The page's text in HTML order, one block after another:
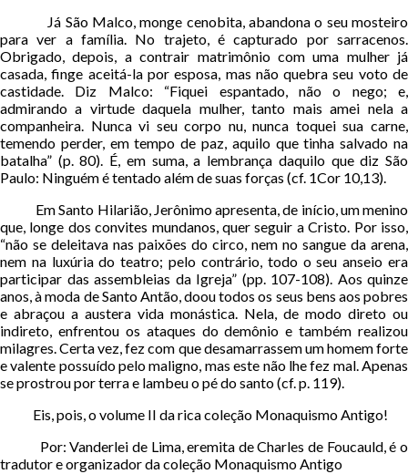
Já São Malco, monge cenobita, abandona o seu mosteiro
para ver a família. No trajeto, é capturado por sarracenos.
Obrigado, depois, a contrair matrimônio com uma mulher já
casada, finge aceitá-la por esposa, mas não quebra seu voto de
castidade. Diz Malco: “Fiquei espantado, não o nego; e,
admirando a virtude daquela mulher, tanto mais amei nela a
companheira. Nunca vi seu corpo nu, nunca toquei sua carne,
temendo perder, em tempo de paz, aquilo que tinha salvado na
batalha” (p. 80). É, em suma, a lembrança daquilo que diz São
Paulo: Ninguém é tentado além de suas forças (cf. 1Cor 10,13).
Em Santo Hilarião, Jerônimo apresenta, de início, um menino
que, longe dos convites mundanos, quer seguir a Cristo. Por isso,
“não se deleitava nas paixões do circo, nem no sangue da arena,
nem na luxúria do teatro; pelo contrário, todo o seu anseio era
participar das assembleias da Igreja” (pp. 107-108). Aos quinze
anos, à moda de Santo Antão, doou todos os seus bens aos pobres
e abraçou a austera vida monástica. Nela, de modo direto ou
indireto, enfrentou os ataques do demônio e também realizou
milagres. Certa vez, fez com que desamarrassem um homem forte
e valente possuído pelo maligno, mas este não lhe fez mal. Apenas
se prostrou por terra e lambeu o pé do santo (cf. p. 119).
Eis, pois, o volume II da rica coleção Monaquismo Antigo!
Por: Vanderlei de Lima, eremita de Charles de Foucauld, é o
tradutor e organizador da coleção Monaquismo Antigo